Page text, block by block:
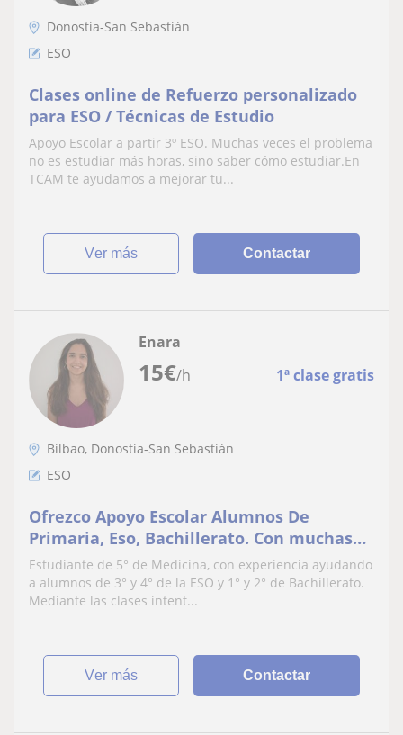
Donostia-San Sebastián
ESO
Clases online de Refuerzo personalizado
para ESO / Técnicas de Estudio
Apoyo Escolar a partir 3º ESO. Muchas veces el problema
no es estudiar más horas, sino saber cómo estudiar.En
TCAM te ayudamos a mejorar tu...
ver más Contactar
15€/h 1ª clase gratis
Enara
Bilbao, Donostia-San Sebastián
ESO
Ofrezco Apoyo Escolar Alumnos De
Primaria, Eso, Bachillerato. Con muchas
ganas de ayudar
Estudiante de 5° de Medicina, con experiencia ayudando
a alumnos de 3° y 4° de la ESO y 1° y 2° de Bachillerato.
Mediante las clases intent...
ver más Contactar